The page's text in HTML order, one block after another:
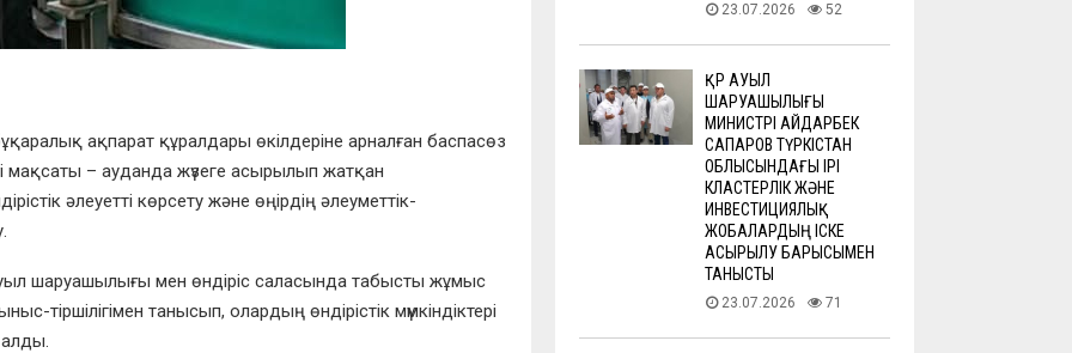
ақпарат құралдары өкілдеріне арналған баспасөз
мақсаты – ауданда жүзеге асырылып жатқан
әлеуетті көрсету және өңірдің әлеуметтік-
шаруашылығы мен өндіріс саласында табысты жұмыс
тіршілігімен танысып, олардың өндірістік мүмкіндіктері
23.07.2026 52
ҚР АУЫЛ
ШАРУАШЫЛЫҒЫ
МИНИСТРІ АЙДАРБЕК
САПАРОВ ТҮРКІСТАН
ОБЛЫСЫНДАҒЫ ІРІ
КЛАСТЕРЛІК ЖӘНЕ
ИНВЕСТИЦИЯЛЫҚ
ЖОБАЛАРДЫҢ ІСКЕ
АСЫРЫЛУ БАРЫСЫМЕН
ТАНЫСТЫ
23.07.2026 71